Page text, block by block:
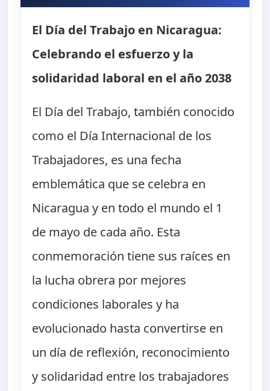
El Día del Trabajo en Nicaragua:
Celebrando el esfuerzo y la
solidaridad laboral en el año 2038
El Día del Trabajo, también conocido
como el Día Internacional de los
Trabajadores, es una fecha
emblemática que se celebra en
Nicaragua y en todo el mundo el 1
de mayo de cada año. Esta
conmemoración tiene sus raíces en
la lucha obrera por mejores
condiciones laborales y ha
evolucionado hasta convertirse en
un día de reflexión, reconocimiento
y solidaridad entre los trabajadores